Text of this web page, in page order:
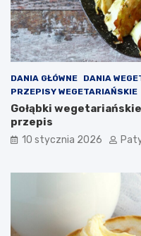
DANIA GŁÓWNE DANIA
PRZEPISY WEGETARIAŃSKIE
Gołąbki
przepis
10 stycznia 2026